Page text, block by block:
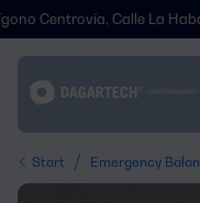
Calle La Habana,
Start / Emergency